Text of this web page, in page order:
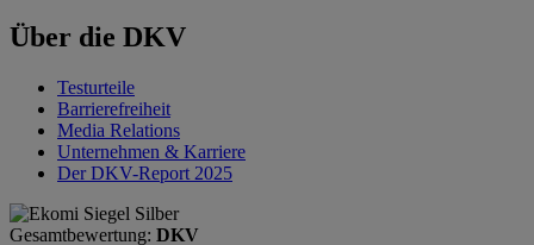
Über die DKV
Testurteile
Barrierefreiheit
Media Relations
Unternehmen & Karriere
Der DKV-Report 2025
Gesamtbewertung: DKV